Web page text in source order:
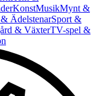
KonstMusikMynt &
ÄdelstenarSport &
& VäxterTV-spel &